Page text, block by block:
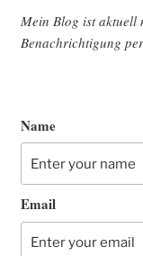
Mein Blog ist aktu­ell
Benach­rich­ti­gung
Name
Email